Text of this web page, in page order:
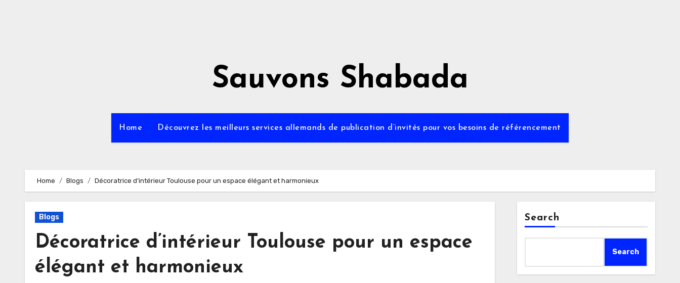
Sauvons Shabada
Home Découvrez les meilleurs services allemands de publication d’invités pour vos besoins de référencement
Home Blogs Décoratrice d’intérieur Toulouse pour un espace élégant et harmonieux
Blogs
Décoratrice d’intérieur Toulouse pour un espace
élégant et harmonieux
Search
Search